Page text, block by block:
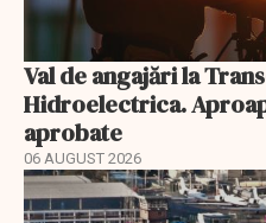
Val de angajări la
Hidroelectrica.
aprobate
06 AUGUST 2026